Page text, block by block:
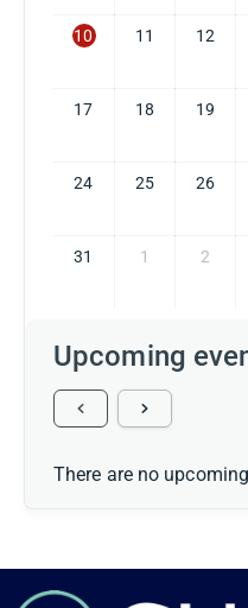
10 11 12
17 18 19
24 25 26
31 1 2
Upcoming
There are no